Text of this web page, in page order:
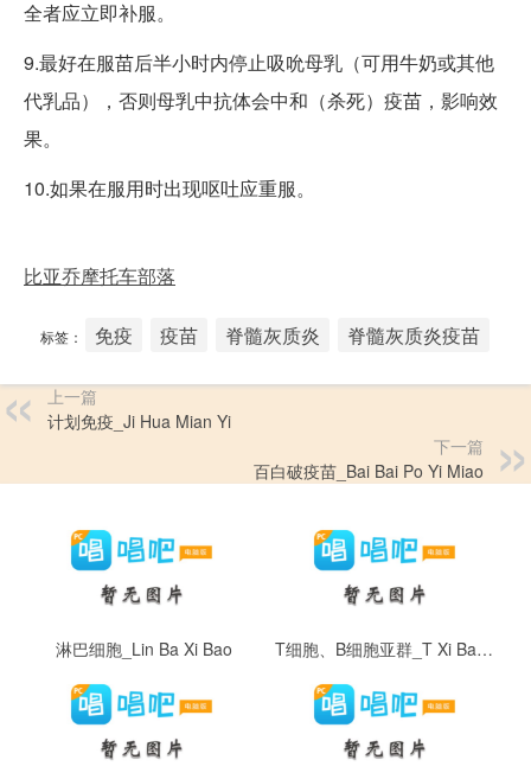
全者应立即补服。
9.最好在服苗后半小时内停止吸吮母乳（可用牛奶或其他
代乳品），否则母乳中抗体会中和（杀死）疫苗，影响效
果。
10.如果在服用时出现呕吐应重服。
比亚乔摩托车部落
标签： 免疫 疫苗 脊髓灰质炎 脊髓灰质炎疫苗
上一篇
计划免疫_Ji Hua Mian Yi
下一篇
百白破疫苗_Bai Bai Po Yi Miao
淋巴细胞_Lin Ba Xi Bao T细胞、B细胞亚群_T Xi Bao 、 B Xi Bao Ya Qun